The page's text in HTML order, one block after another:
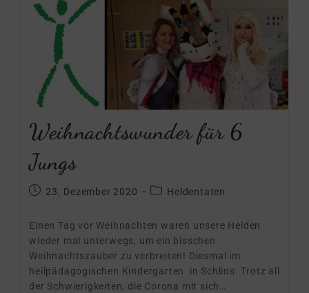
Weihnachtswunder für 6
Jungs
23. Dezember 2020 Heldentaten
Einen Tag vor Weihnachten waren unsere Helden
wieder mal unterwegs, um ein bisschen
Weihnachtszauber zu verbreiten! Diesmal im
heilpädagogischen Kindergarten in Schlins. Trotz all
der Schwierigkeiten, die Corona mit sich…